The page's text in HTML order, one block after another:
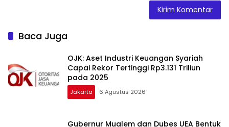
Baca Juga
OJK: Aset Industri Keuangan Syariah
Capai Rekor Tertinggi Rp3.131 Triliun
pada 2025
Jakarta 6 Agustus 2026
Gubernur Mualem dan Dubes UEA Bentuk